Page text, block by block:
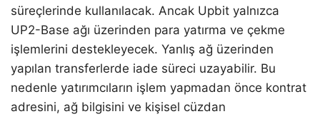
süreçlerinde kullanılacak. Ancak Upbit yalnızca
UP2-Base ağı üzerinden para yatırma ve çekme
işlemlerini destekleyecek. Yanlış ağ üzerinden
yapılan transferlerde iade süreci uzayabilir. Bu
nedenle yatırımcıların işlem yapmadan önce kontrat
adresini, ağ bilgisini ve kişisel cüzdan